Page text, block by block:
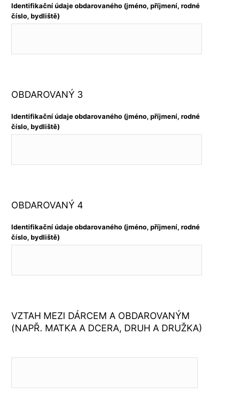
Identifikační údaje obdarovaného (jméno, příjmení, rodné
číslo, bydliště)
OBDAROVANÝ 3
Identifikační údaje obdarovaného (jméno, příjmení, rodné
číslo, bydliště)
OBDAROVANÝ 4
Identifikační údaje obdarovaného (jméno, příjmení, rodné
číslo, bydliště)
VZTAH MEZI DÁRCEM A OBDAROVANÝM
(NAPŘ. MATKA A DCERA, DRUH A DRUŽKA)